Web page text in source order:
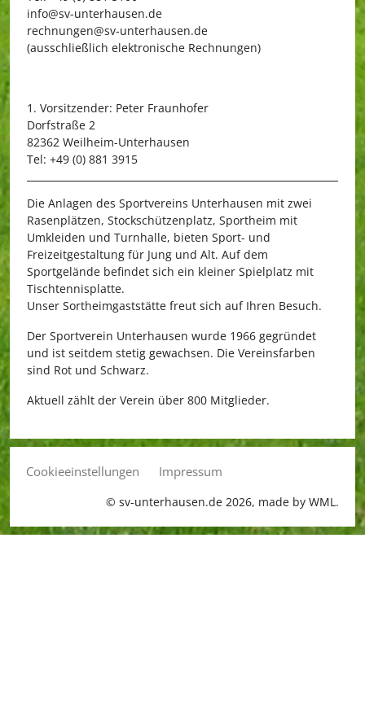
info@sv-unterhausen.de
rechnungen@sv-unterhausen.de
(ausschließlich elektronische Rechnungen)
1. Vorsitzender: Peter Fraunhofer
Dorfstraße 2
82362 Weilheim-Unterhausen
Tel: +49 (0) 881 3915
Die Anlagen des Sportvereins Unterhausen mit zwei
Rasenplätzen, Stockschützenplatz, Sportheim mit
Umkleiden und Turnhalle, bieten Sport- und
Freizeitgestaltung für Jung und Alt. Auf dem
Sportgelände befindet sich ein kleiner Spielplatz mit
Tischtennisplatte.
Unser Sortheimgaststätte freut sich auf Ihren Besuch.
Der Sportverein Unterhausen wurde 1966 gegründet
und ist seitdem stetig gewachsen. Die Vereinsfarben
sind Rot und Schwarz.
Aktuell zählt der Verein über 800 Mitglieder.
Cookieeinstellungen Impressum
© sv-unterhausen.de 2026, made by WML.